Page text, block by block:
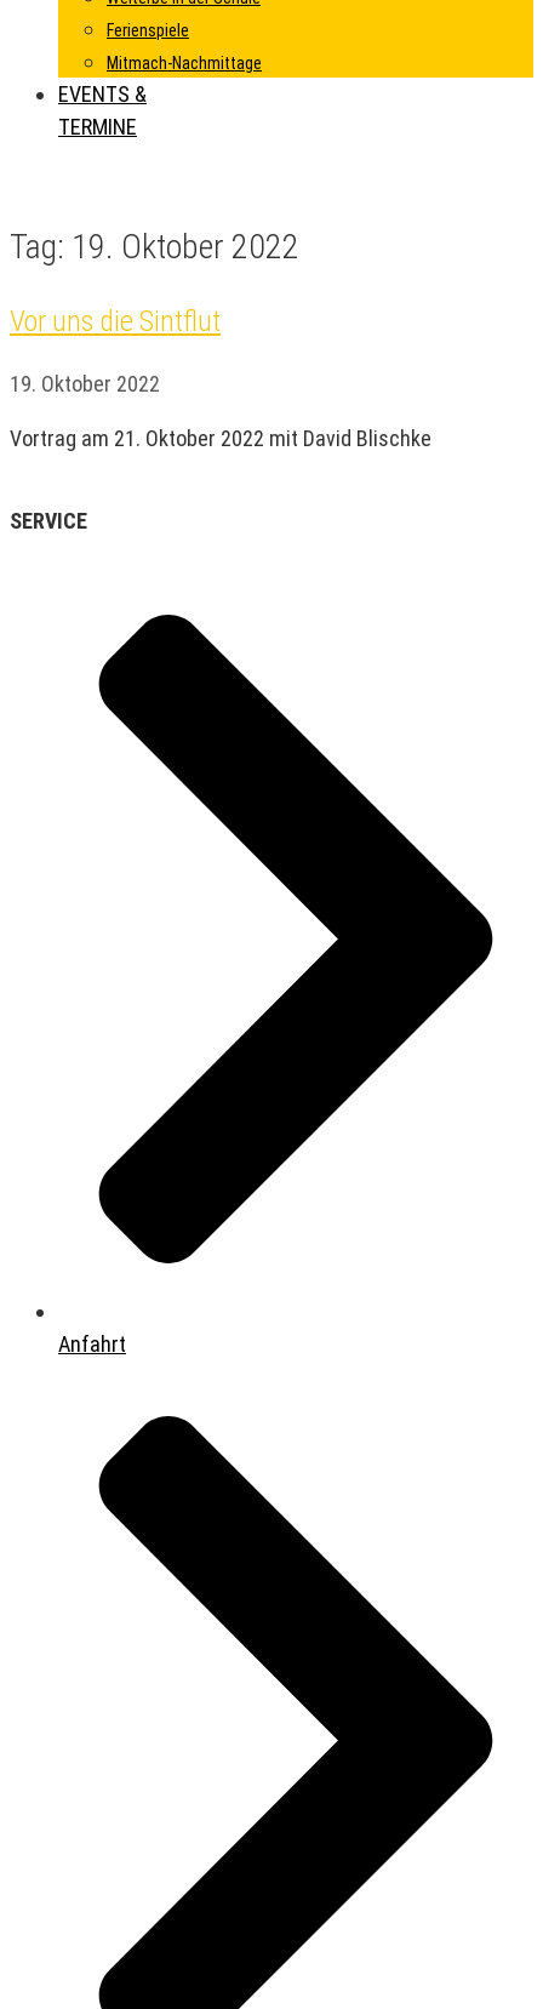
Ferienspiele
Mitmach-Nachmittage
EVENTS &
TERMINE
Tag: 19. Oktober 2022
Vor uns die Sintflut
19. Oktober 2022
Vortrag am 21. Oktober 2022 mit David Blischke
SERVICE
Anfahrt